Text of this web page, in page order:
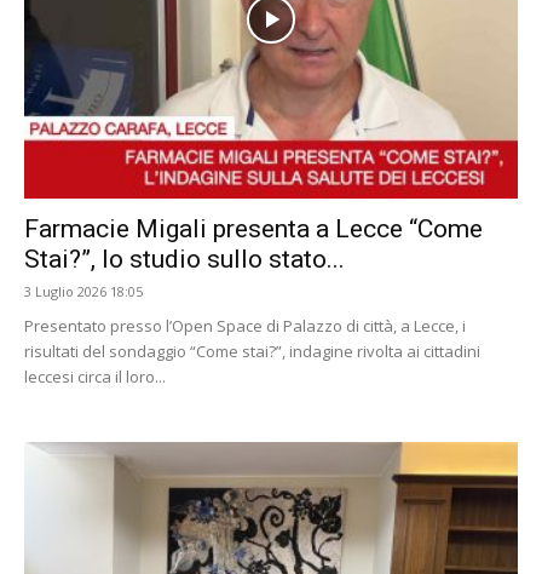
Farmacie Migali presenta a Lecce “Come
Stai?”, lo studio sullo stato...
3 Luglio 2026 18:05
Presentato presso l’Open Space di Palazzo di città, a Lecce, i
risultati del sondaggio “Come stai?”, indagine rivolta ai cittadini
leccesi circa il loro...